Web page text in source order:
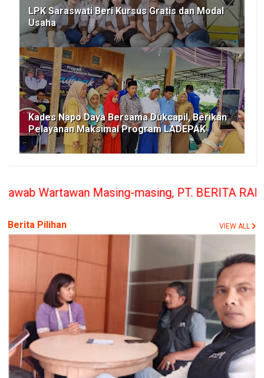
LPK Saraswati Beri Kursus Gratis dan Modal
Usaha
Kades Napo Daya Bersama Dukcapil, Berikan
Pelayanan Maksimal Program LADEPAK
Masing-masing, PT. BERITA RAKYAT
Berita Pilihan VIEW ALL